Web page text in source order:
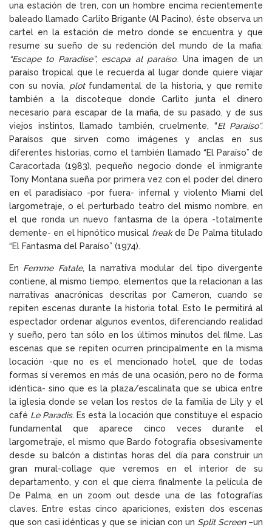
una estación de tren, con un hombre encima recientemente
baleado llamado Carlito Brigante (Al Pacino), éste observa un
cartel en la estación de metro donde se encuentra y que
resume su sueño de su redención del mundo de la mafia:
“Escape to Paradise”, escapa al paraíso. Una imagen de un
paraíso tropical que le recuerda al lugar donde quiere viajar
con su novia, plotfundamental de la historia, y que remite
también a la discoteque donde Carlito junta el dinero
necesario para escapar de la mafia, de su pasado, y de sus
viejos instintos, llamado también, cruelmente, “El Paraíso”.
Paraísos que sirven como imágenes y anclas en sus
diferentes historias, como el también llamado “El Paraíso” de
Caracortada (1983), pequeño negocio donde el inmigrante
Tony Montana sueña por primera vez con el poder del dinero
en el paradisíaco -por fuera- infernal y violento Miami del
largometraje, o el perturbado teatro del mismo nombre, en
el que ronda un nuevo fantasma de la ópera -totalmente
demente- en el hipnótico musical freakde De Palma titulado
“El Fantasma del Paraíso” (1974).
En Femme Fatale, la narrativa modular del tipo divergente
contiene, al mismo tiempo, elementos que la relacionan a las
narrativas anacrónicas descritas por Cameron, cuando se
repiten escenas durante la historia total. Esto le permitirá al
espectador ordenar algunos eventos, diferenciando realidad
y sueño, pero tan sólo en los últimos minutos del filme. Las
escenas que se repiten ocurren principalmente en la misma
locación -que no es el mencionado hotel, que de todas
formas sí veremos en más de una ocasión, pero no de forma
idéntica- sino que es la plaza/escalinata que se ubica entre
la iglesia donde se velan los restos de la familia de Lily y el
café Le Paradis. Es esta la locación que constituye el espacio
fundamental que aparece cinco veces durante el
largometraje, el mismo que Bardo fotografía obsesivamente
desde su balcón a distintas horas del día para construir un
gran mural-collage que veremos en el interior de su
departamento, y con el que cierra finalmente la película de
De Palma, en un zoom out desde una de las fotografías
claves. Entre estas cinco apariciones, existen dos escenas
que son casi idénticas y que se inician con un Split Screen–un